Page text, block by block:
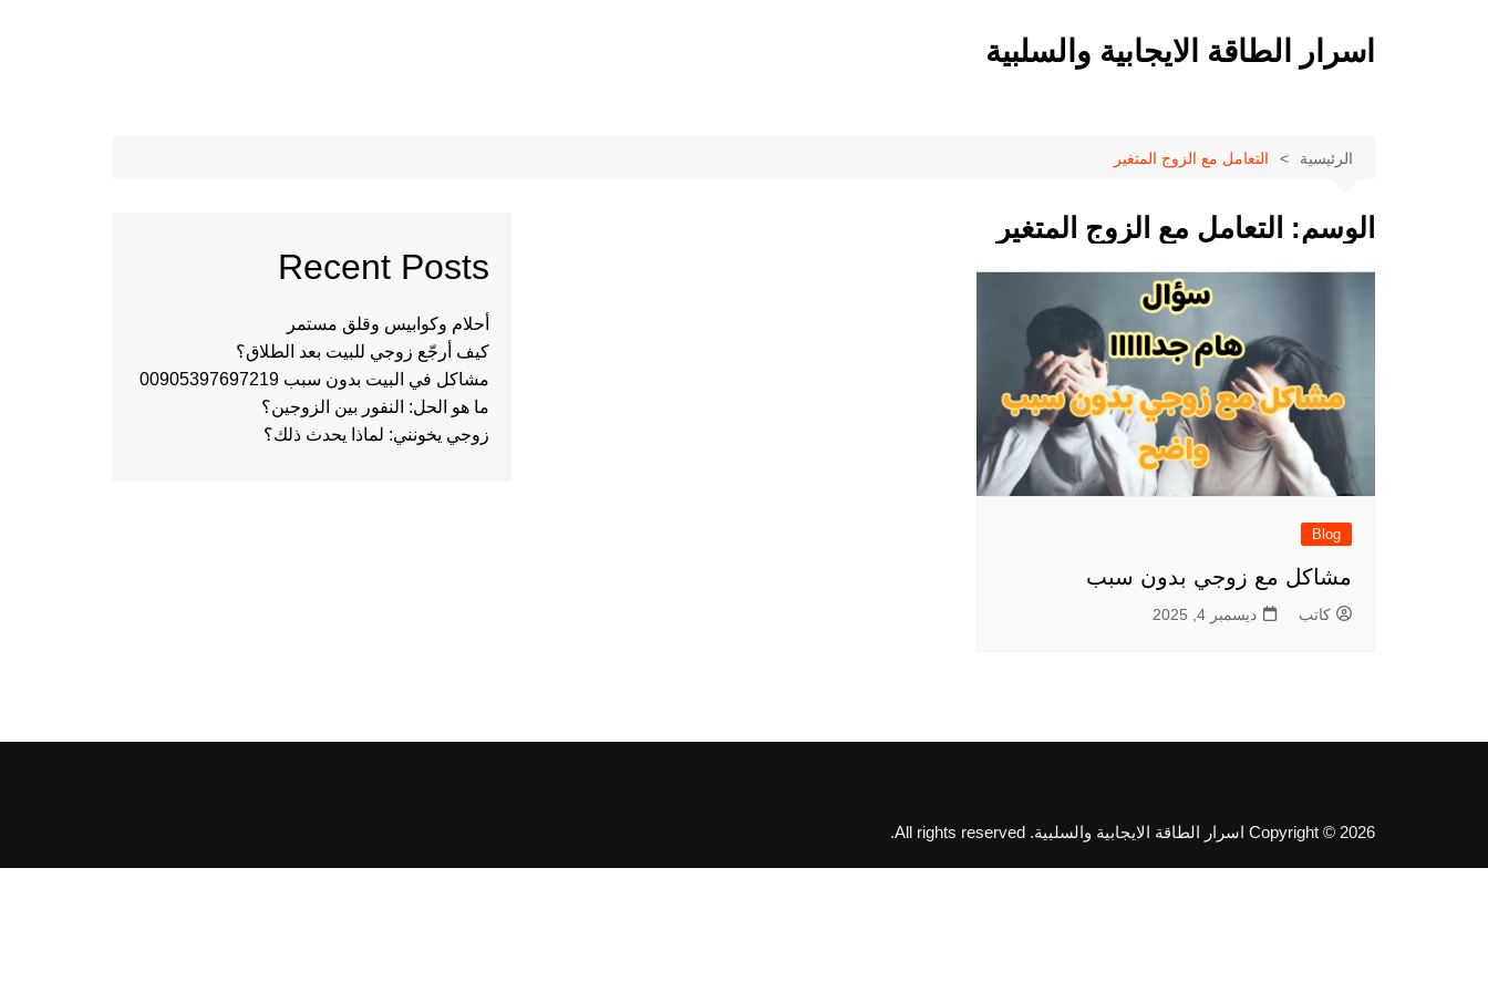
اسرار الطاقة الايجابية والسلبية
الرئيسية التعامل مع الزوج المتغير
الوسم: التعامل مع الزوج المتغير
Blog
مشاكل مع زوجي بدون سبب
كاتب ديسمبر 4, 2025
Recent Posts
أحلام وكوابيس وقلق مستمر
كيف أرجّع زوجي للبيت بعد الطلاق؟
مشاكل في البيت بدون سبب 00905397697219
ما هو الحل: النفور بين الزوجين؟
زوجي يخونني: لماذا يحدث ذلك؟
Copyright © 2026 اسرار الطاقة الايجابية والسلبية. All rights reserved.